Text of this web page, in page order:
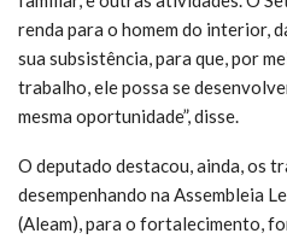
renda para o homem do interior,
sua subsistência, para que, por
trabalho, ele possa se
mesma oportunidade”, disse.
O deputado destacou, ainda, os
desempenhando na Assembleia
(Aleam), para o fortalecimento,